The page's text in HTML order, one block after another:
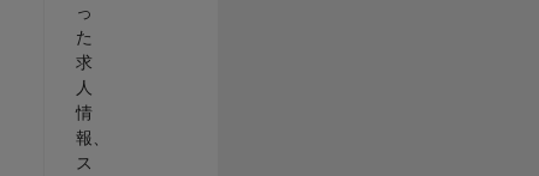
っ
た
求
人
情
報、
ス